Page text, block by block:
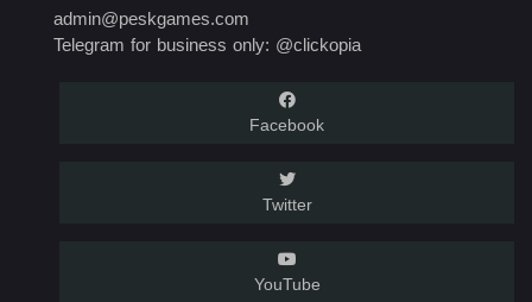
admin@peskgames.com
Telegram for business only: @clickopia
Facebook
Twitter
YouTube